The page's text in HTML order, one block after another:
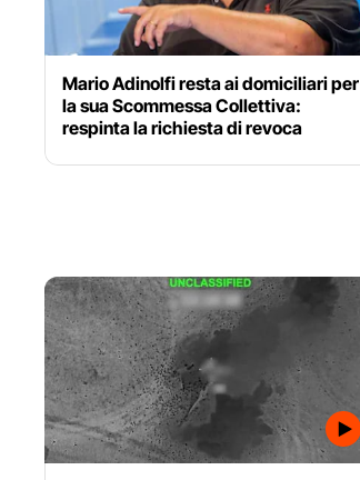
Mario Adinolfi resta ai domiciliari per
la sua Scommessa Collettiva:
respinta la richiesta di revoca